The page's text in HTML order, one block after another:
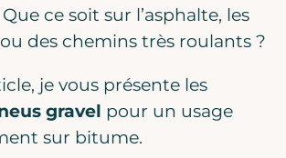
ce soit sur l’asphalte, les
des chemins très roulants ?
je vous présente les
gravel pour un usage
sur bitume.